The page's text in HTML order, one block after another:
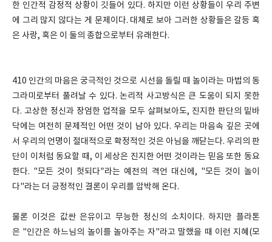
한 인간적 감정적 상황이 깃들어 있다. 하지만 이런 상황들이 우리 주변
에 그리 많지 않다는 게 문제이다. 대체로 보아 그러한 상황들은 갈등 혹
은 사랑, 혹은 이 둘의 종합으로부터 유래한다.
410 인간의 마음은 궁극적인 것으로 시선을 돌릴 때 놀이라는 마법의 동
그라미로부터 풀려날 수 있다. 논리적 사고방식은 큰 도움이 되지 못한
다. 고상한 정신과 장엄한 업적을 모두 살펴보아도, 진지한 판단의 밑바
닥에는 여전히 문제적인 어떤 것이 남아 있다. 우리는 마음속 깊은 곳에
서 우리의 언명이 절대적으로 확정적인 것은 아님을 깨닫는다. 우리의 판
단이 이처럼 동요할 때, 이 세상은 진지한 어떤 것이라는 믿음 또한 동요
한다. "모든 것이 헛되다”라는 예전의 격언 대신에, "모든 것이 놀이
다"라는 더 긍정적인 결론이 우리를 압박해 온다.
물론 이것은 값싼 은유이고 무능한 정신의 소치이다. 하지만 플라톤
은 "인간은 하느님의 놀이를 놀아주는 자"라고 말했을 때 이런 지혜(모